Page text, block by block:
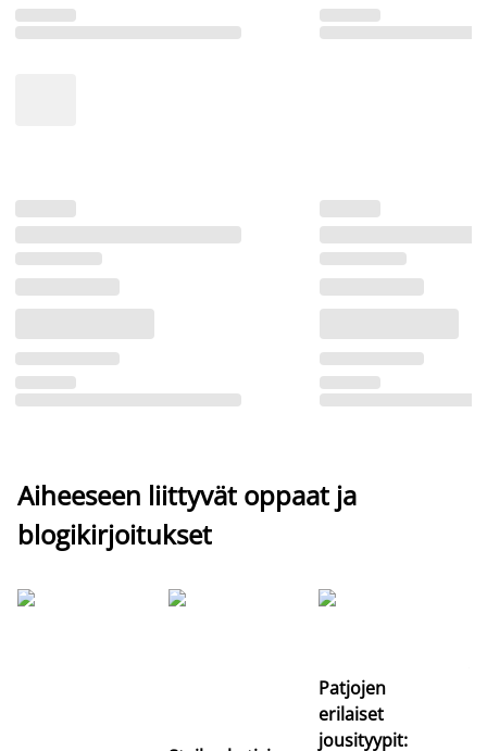
Aiheeseen liittyvät oppaat ja
blogikirjoitukset
Patjojen
erilaiset
jousityypit: